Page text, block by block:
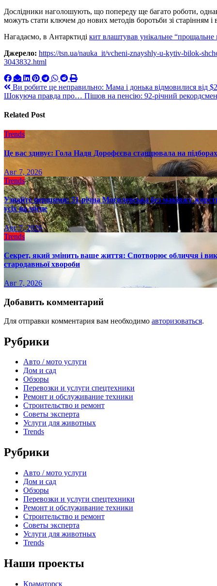
Дослідники наголошують, що попереду ще багато роботи, однак
можуть стати ключем до нових методів боротьби зі старінням
Нагадаємо, в Антарктиді кит влаштував унікальне “прощальне
Джерело: https://tsn.ua/nauka_it/vcheni-znayshly-u-kytiv-bilok-
3043832.html
Навигация
по
записям
Ви робите це неправильно: Мама і донька відмовилися від
Шокуюча правда про… Пішов на пенсію: 92-річний
Related Post
Trends
Це вас здивує: Гола Надя Дорофєєва станцювала на
Авг 7, 2026
Trends
Узнайте першими: 51-річна Могилевська без макіяжу
усіх на місце
Авг 7, 2026
Trends
Секрет, який змінить ваше життя: Спотворює обличчя і
стародавньої хвороби
Авг 7, 2026
Добавить комментарий
Для отправки комментария вам необходимо авторизоваться.
Рубрики
Авто / мото услуги
Дом и сад
Обзоры
Перевозки и услуги спецтехники
Ремонт и обслуживание техники
Строительство и ремонт
Советы эксперта
Услуги для животных
Trends
Рубрики
Авто / мото услуги
Дом и сад
Обзоры
Перевозки и услуги спецтехники
Ремонт и обслуживание техники
Строительство и ремонт
Советы эксперта
Услуги для животных
Trends
Наши проекты
Краматорск